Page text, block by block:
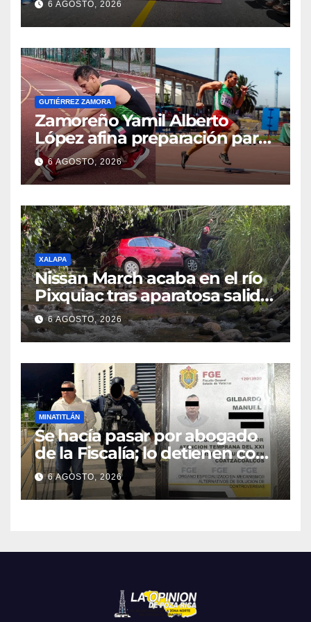
6 AGOSTO, 2026
GUTIÉRREZ ZAMORA
Zamoreño Yamil Alberto
López afina preparación para
participar en el Mundial
Máster de Atletismo en Corea
del Sur
6 AGOSTO, 2026
XALAPA
Nissan March acaba en el río
Pixquiac tras aparatosa salida
de camino en la carretera
Briones
6 AGOSTO, 2026
MINATITLÁN
Se hacía pasar por abogado
de la Fiscalía; lo detienen con
camioneta robada en
Minatitlán
6 AGOSTO, 2026